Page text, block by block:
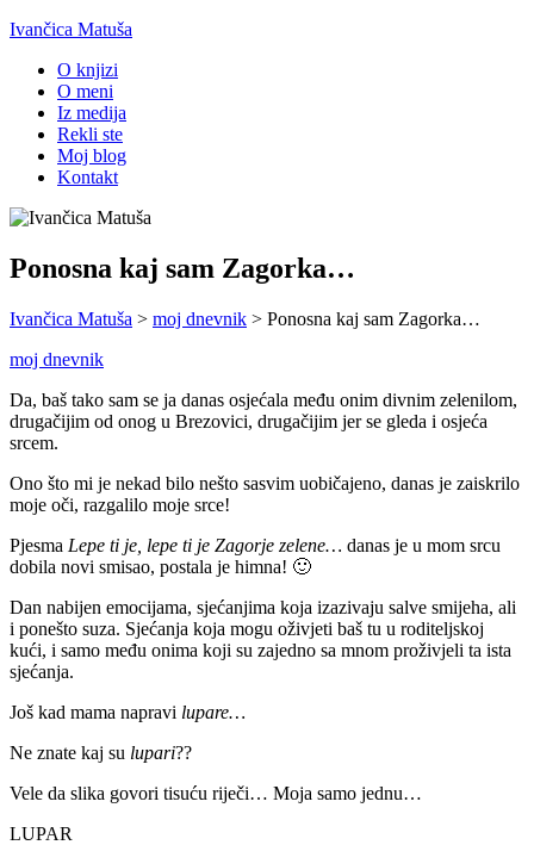
Ivančica Matuša
O knjizi
O meni
Iz medija
Rekli ste
Moj blog
Kontakt
Ponosna kaj sam Zagorka…
Ivančica Matuša > moj dnevnik > Ponosna kaj sam Zagorka…
moj dnevnik
Da, baš tako sam se ja danas osjećala među onim divnim zelenilom,
drugačijim od onog u Brezovici, drugačijim jer se gleda i osjeća
srcem.
Ono što mi je nekad bilo nešto sasvim uobičajeno, danas je zaiskrilo
moje oči, razgalilo moje srce!
Pjesma Lepe ti je, lepe ti je Zagorje zelene… danas je u mom srcu
dobila novi smisao, postala je himna! 🙂
Dan nabijen emocijama, sjećanjima koja izazivaju salve smijeha, ali
i ponešto suza. Sjećanja koja mogu oživjeti baš tu u roditeljskoj
kući, i samo među onima koji su zajedno sa mnom proživjeli ta ista
sjećanja.
Još kad mama napravi lupare…
Ne znate kaj su lupari??
Vele da slika govori tisuću riječi… Moja samo jednu…
LUPAR